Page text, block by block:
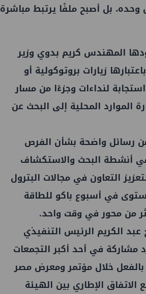
بل أصبح ملفًا يرتبط مباشرة
المهندس كريم بدوي وزير
زيارات بروتوكولية أو
لنداءات وجزءًا من مسار
الموارد المحلية إلى البحث عن
من رسائل واضحة بشأن الفرص
في أنشطة البحث والاستكشاف
التعاون في مجالات البترول
في أسبوع باكو للطاقة
من محور في وقت واحد.
الكريم الرئيس التنفيذي
مشاركة في أحد أكبر التجمعات
بالفعل خلال مؤتمر ومعرض مصر
عندما تم توقيع الاتفاق الإطاري بين الهيئة